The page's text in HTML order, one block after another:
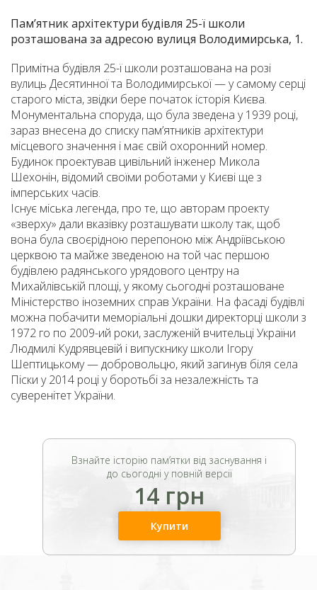
Пам’ятник архітектури будівля 25-ї школи
розташована за адресою вулиця Володимирська, 1.
Примітна будівля 25-ї школи розташована на розі
вулиць Десятинної та Володимирської — у самому серці
старого міста, звідки бере початок історія Києва.
Монументальна споруда, що була зведена у 1939 році,
зараз внесена до списку пам’ятників архітектури
місцевого значення і має свій охоронний номер.
Будинок проектував цивільний інженер Микола
Шехонін, відомий своїми роботами у Києві ще з
імперських часів.
Існує міська легенда, про те, що авторам проекту
«зверху» дали вказівку розташувати школу так, щоб
вона була своєрідною перепоною між Андріївською
церквою та майже зведеною на той час першою
будівлею радянського урядового центру на
Михайлівській площі, у якому сьогодні розташоване
Міністерство іноземних справ України. На фасаді будівлі
можна побачити меморіальні дошки директорці школи з
1972 го по 2009-ий роки, заслуженій вчительці України
Людмилі Кудрявцевій і випускнику школи Ігору
Шептицькому — добровольцю, який загинув біля села
Піски у 2014 році у боротьбі за незалежність та
суверенітет України.
Взнайте історію пам’ятки від заснування і
до сьогодні у повній версії
14 грн
Купити